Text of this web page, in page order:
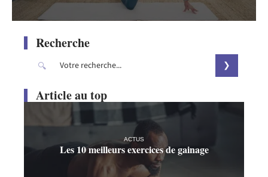
Recherche
Article au top
ACTUS
Les 10 meilleurs exercices de gainage